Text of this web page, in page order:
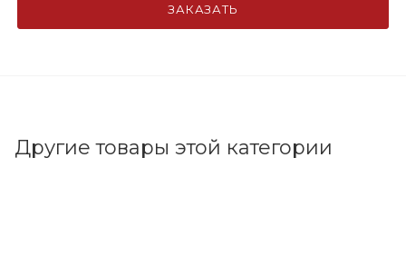
ЗАКАЗАТЬ
Другие товары этой категории